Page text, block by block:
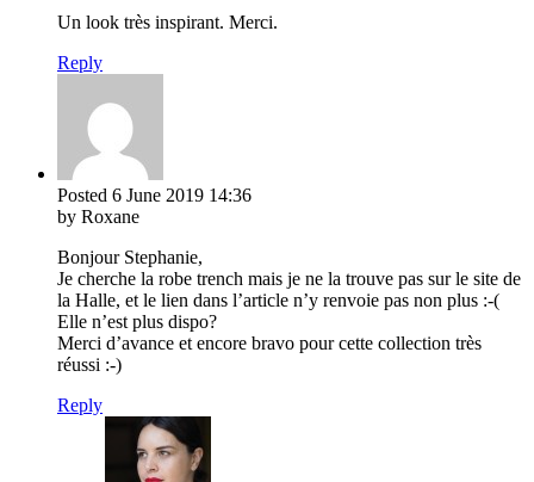
Un look très inspirant. Merci.
Reply
Posted 6 June 2019 14:36
by Roxane
Bonjour Stephanie,
Je cherche la robe trench mais je ne la trouve pas sur le site de
la Halle, et le lien dans l’article n’y renvoie pas non plus :-(
Elle n’est plus dispo?
Merci d’avance et encore bravo pour cette collection très
réussi :-)
Reply